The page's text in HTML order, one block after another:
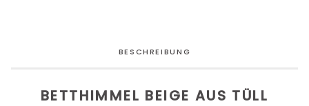
BESCHREIBUNG
BETTHIMMEL BEIGE AUS TÜLL